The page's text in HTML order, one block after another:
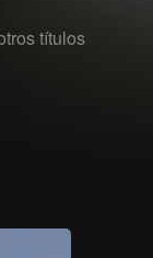
títulos